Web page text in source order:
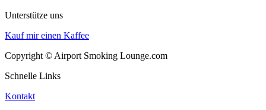
Unterstütze uns
Kauf mir einen Kaffee
Copyright © Airport Smoking Lounge.com
Schnelle Links
Kontakt